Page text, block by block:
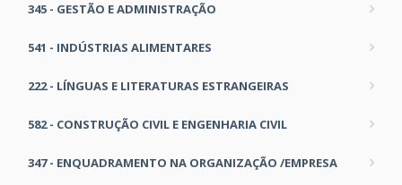
345 - GESTÃO E ADMINISTRAÇÃO
541 - INDÚSTRIAS ALIMENTARES
222 - LÍNGUAS E LITERATURAS ESTRANGEIRAS
582 - CONSTRUÇÃO CIVIL E ENGENHARIA CIVIL
347 - ENQUADRAMENTO NA ORGANIZAÇÃO /EMPRESA